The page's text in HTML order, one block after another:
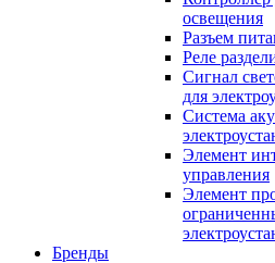
освещения
Разъем
Реле
Сигнал
для
Система
Элемент
управления
Элемент
Бренды